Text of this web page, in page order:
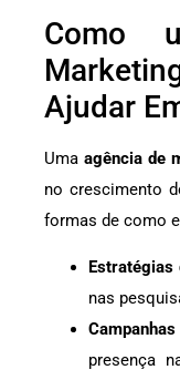
Como
Ajudar
Uma agência de
no crescimento
formas de como
Estratégias
nas
presença